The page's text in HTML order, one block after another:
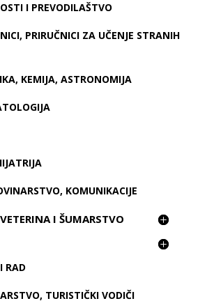
I PREVODILAŠTVO
PRIRUČNICI ZA UČENJE STRANIH
KEMIJA, ASTRONOMIJA
KOMUNIKACIJE
I ŠUMARSTVO
RAD
TURISTIČKI VODIČI